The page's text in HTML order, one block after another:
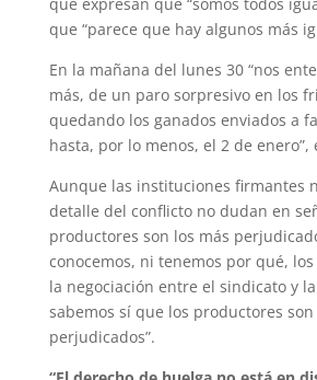
que “parece que hay algunos más
En la mañana del lunes 30 “nos
más, de un paro sorpresivo en los
quedando los ganados enviados a
hasta, por lo menos, el 2 de enero”,
Aunque las instituciones firmantes
detalle del conflicto no dudan en
productores son los más
conocemos, ni tenemos por qué,
la negociación entre el sindicato y
sabemos sí que los productores
perjudicados”.